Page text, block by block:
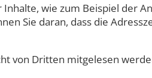
wie zum Beispiel der
Sie daran, dass die
von Dritten mitgelesen